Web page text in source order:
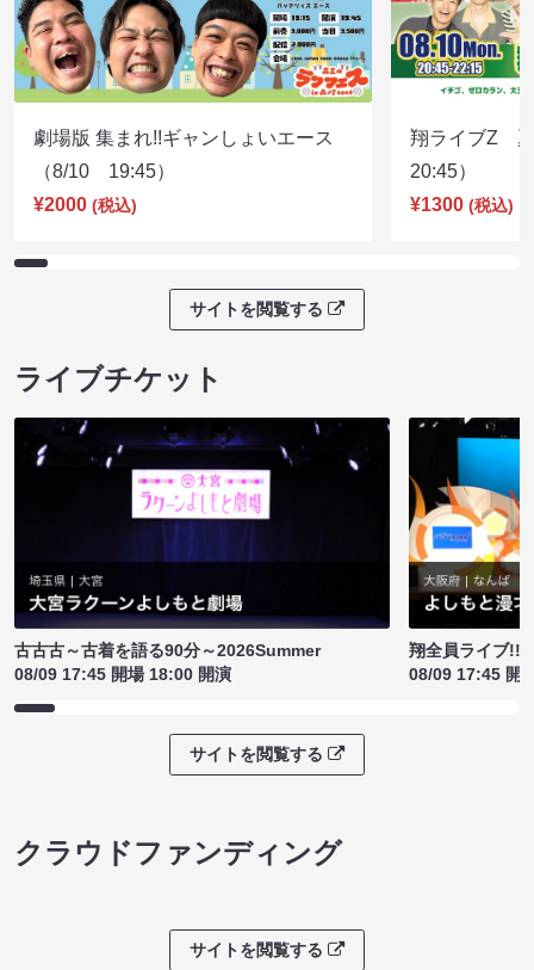
劇場版 集まれ!!ギャンしょいエース
（8/10 19:45）
¥2000 (税込)
翔ライブZ
20:45）
¥1300 (税込)
サイトを閲覧する
ライブチケット
古古古～古着を語る90分～2026Summer
08/09 17:45 開場 18:00 開演
翔全員ライブ!!!
08/09 17:45 開
サイトを閲覧する
クラウドファンディング
サイトを閲覧する